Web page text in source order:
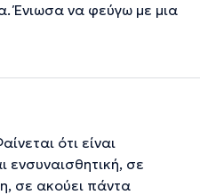
Ένιωσα να φεύγω με μια
ότι είναι
ενσυναισθητική, σε
σε ακούει πάντα